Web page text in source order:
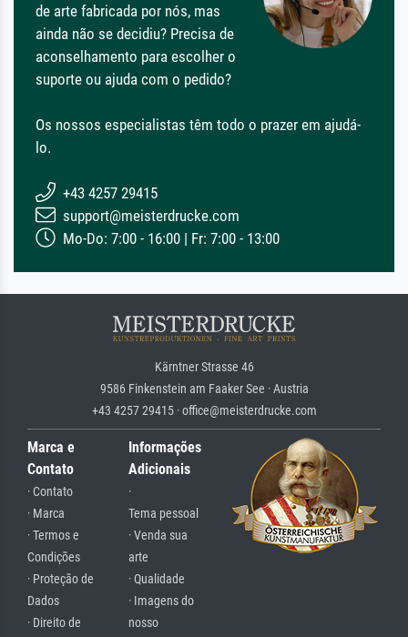
de arte fabricada por nós, mas
ainda não se decidiu? Precisa de
aconselhamento para escolher o
suporte ou ajuda com o pedido?
Os nossos especialistas têm todo o prazer em ajudá-
lo.
+43 4257 29415
support@meisterdrucke.com
Mo-Do: 7:00 - 16:00 | Fr: 7:00 - 13:00
Kärntner Strasse 46
9586 Finkenstein am Faaker See · Austria
+43 4257 29415 · office@meisterdrucke.com
Marca e
Contato
· Contato
· Marca
· Termos e
Condições
· Proteção de
Dados
· Direito de
Informações
Adicionais
·
Tema pessoal
· Venda sua
arte
· Qualidade
· Imagens do
nosso